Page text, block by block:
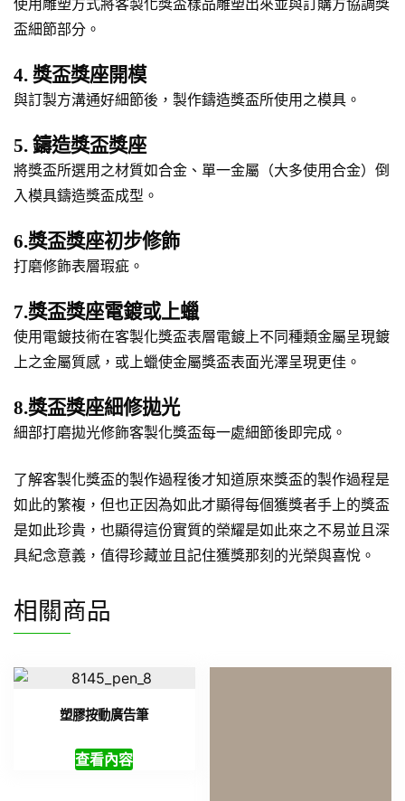
使用雕塑方式將客製化獎盃樣品雕塑出來並與訂購方協調獎
盃細節部分。
4. 獎盃獎座開模
與訂製方溝通好細節後，製作鑄造獎盃所使用之模具。
5. 鑄造獎盃獎座
將獎盃所選用之材質如合金、單一金屬（大多使用合金）倒
入模具鑄造獎盃成型。
6.獎盃獎座初步修飾
打磨修飾表層瑕疵。
7.獎盃獎座電鍍或上蠟
使用電鍍技術在客製化獎盃表層電鍍上不同種類金屬呈現鍍
上之金屬質感，或上蠟使金屬獎盃表面光澤呈現更佳。
8.獎盃獎座細修拋光
細部打磨拋光修飾客製化獎盃每一處細節後即完成。
了解客製化獎盃的製作過程後才知道原來獎盃的製作過程是
如此的繁複，但也正因為如此才顯得每個獲獎者手上的獎盃
是如此珍貴，也顯得這份實質的榮耀是如此來之不易並且深
具紀念意義，值得珍藏並且記住獲獎那刻的光榮與喜悅。
相關商品
塑膠按動廣告筆
查看內容